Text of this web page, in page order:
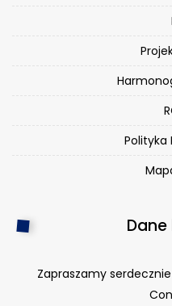
Polityka
Zapraszamy